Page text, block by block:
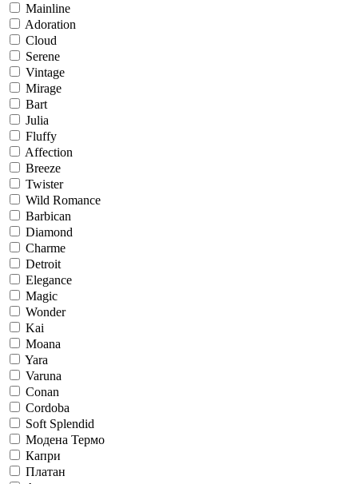
Mainline
Adoration
Cloud
Serene
Vintage
Mirage
Bart
Julia
Fluffy
Affection
Breeze
Twister
Wild Romance
Barbican
Diamond
Charme
Detroit
Elegance
Magic
Wonder
Kai
Moana
Yara
Varuna
Conan
Cordoba
Soft Splendid
Модена Термо
Капри
Платан